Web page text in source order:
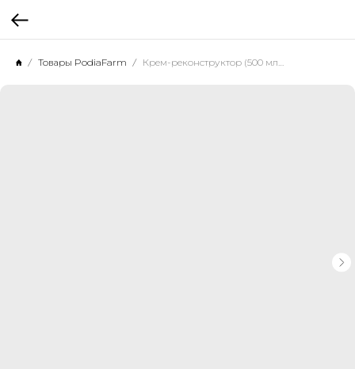
Товары PodiaFarm Крем-реконструктор (500 мл) - PodiaFarm